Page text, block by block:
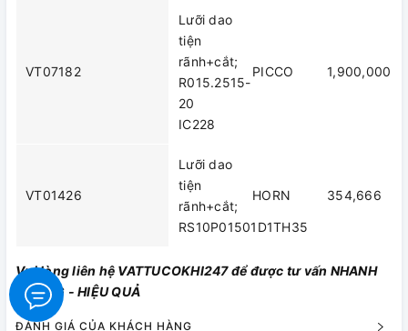
VT07182
Lưỡi dao
tiện
rãnh+cắt;
R015.2515-
20
IC228
PICCO 1,900,000
VT01426
Lưỡi dao
tiện
rãnh+cắt;
RS10P01501D1TH35
HORN 354,666
Vui lòng liên hệ VATTUCOKHI247 để được tư vấn NHANH
CHÓNG - HIỆU QUẢ
ĐÁNH GIÁ CỦA KHÁCH HÀNG